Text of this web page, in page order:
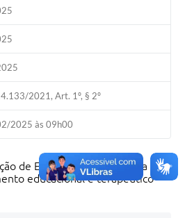
2021, Art. 1º, § 2º
2025 às 09h00
de Educação especializada
educacional e terapêutico